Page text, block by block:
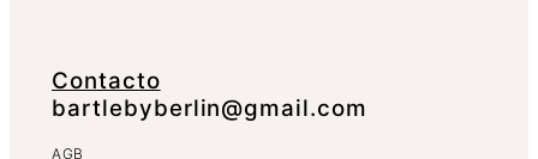
Contacto
bartlebyberlin@gmail.com
AGB